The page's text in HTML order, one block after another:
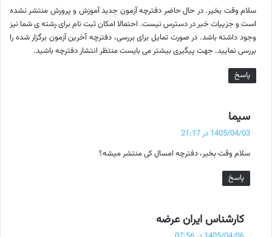
:
سلام وقت بخیر. در حال حاضر دفترچه آزمون جدید آموزش و پرورش منتشر نشده
است و جزییات خبر در دسترس نیست. احتمالا امکان ثبت نام برای رشته ی شما نیز
وجود داشته باشد. در صورت تمایل برای بررسی، دفترچه آخرین آزمون برگزار شده را
بررسی نمایید. جهت پیگیری بیشتر می بایست منتظر انتشار دفترچه باشید.
پاسخ
سیما
ف
:
1405/04/03 در 21:17
سلام وقت بخیر، دفترچه امسال کی منتشر میشه؟
پاسخ
کارشناس ایران عرضه